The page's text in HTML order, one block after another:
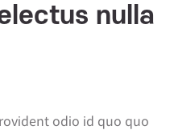
nulla
odio id quo quo